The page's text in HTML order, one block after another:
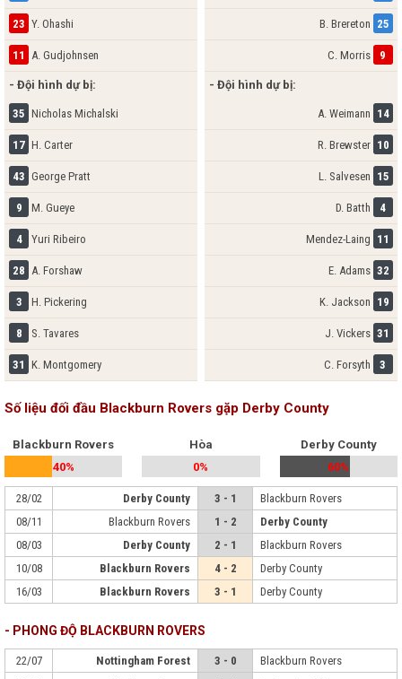
23 Y. Ohashi
11 A. Gudjohnsen
- Đội hình dự bị:
35 Nicholas Michalski
17 H. Carter
43 George Pratt
9 M. Gueye
4 Yuri Ribeiro
28 A. Forshaw
3 H. Pickering
8 S. Tavares
31 K. Montgomery
25
B. Brereton
9
C. Morris
- Đội hình dự bị:
14
A. Weimann
10
R. Brewster
15
L. Salvesen
4
D. Batth
11
Mendez-Laing
32
E. Adams
19
K. Jackson
31
J. Vickers
3
C. Forsyth
Số liệu đối đầu Blackburn Rovers gặp Derby County
Blackburn Rovers
40%
Hòa
0%
Derby County
60%
28/02 Derby County 3 - 1
Blackburn Rovers
08/11
Blackburn Rovers 1 - 2
Derby County
08/03
Derby County 2 - 1
Blackburn Rovers
10/08
Blackburn Rovers 4 - 2
Derby County
16/03
Blackburn Rovers 3 - 1 Derby County
- PHONG ĐỘ BLACKBURN ROVERS
22/07 Nottingham Forest 3 - 0
Blackburn Rovers